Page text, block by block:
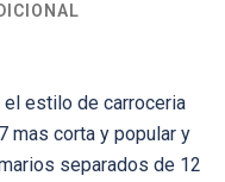
estilo de carroceria
mas corta y popular y
separados de 12